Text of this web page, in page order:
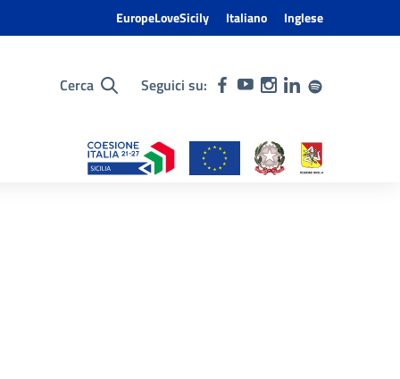
EuropeLoveSicily Italiano Inglese
Cerca Seguici su: